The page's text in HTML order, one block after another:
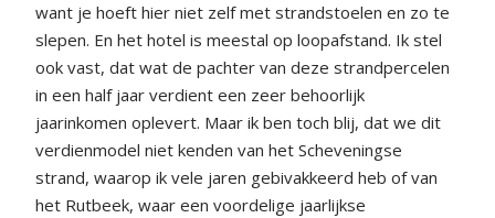
want je hoeft hier niet zelf met strandstoelen en zo te
slepen. En het hotel is meestal op loopafstand. Ik stel
ook vast, dat wat de pachter van deze strandpercelen
in een half jaar verdient een zeer behoorlijk
jaarinkomen oplevert. Maar ik ben toch blij, dat we dit
verdienmodel niet kenden van het Scheveningse
strand, waarop ik vele jaren gebivakkeerd heb of van
het Rutbeek, waar een voordelige jaarlijkse